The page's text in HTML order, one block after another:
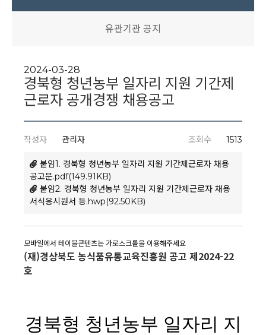
유관기관 공지
2024-03-28
경북형 청년농부 일자리 지원 기간제
근로자 공개경쟁 채용공고
작성자 관리자 조회수 1513
붙임1. 경북형 청년농부 일자리 지원 기간제근로자 채용
공고문.pdf(149.91KB)
붙임2. 경북형 청년농부 일자리 지원 기간제근로자 채용
서식응시원서 등.hwp(92.50KB)
(재)경상북도 농식품유통교육진흥원 공고 제2024-22
호
경북형 청년농부 일자리 지